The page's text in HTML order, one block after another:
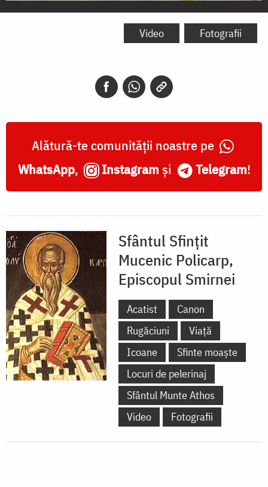
Moaştele
Smirnei
Video Fotografii
Alătură-te comunității noastre pe
WhatsApp, Instagram și Telegram!
Sfântul Sfințit
Mucenic Policarp,
Episcopul Smirnei
Acatist
Canon
Rugăciuni
Viață
Icoane
Sfinte moaște
Locuri de pelerinaj
Sfântul Munte Athos
Video
Fotografii